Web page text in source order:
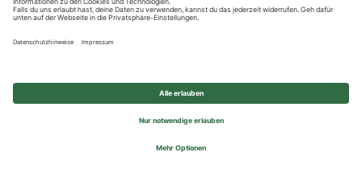
© 2026 REWE Group - All rights reserved